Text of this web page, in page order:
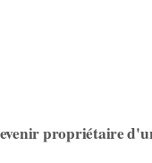
propriétaire